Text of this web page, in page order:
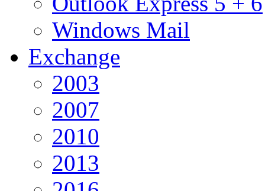
Windows Mail
Exchange
2003
2007
2010
2013